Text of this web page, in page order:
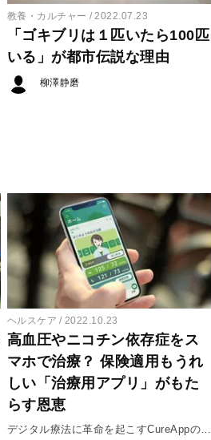
教養・カルチャー 2022.07.23
「ゴキブリは１匹いたら100匹
いる」が都市伝説な理由
柳澤静磨
ヘルスケア 2022.10.23
高血圧やニコチン依存症をス
マホで治療？ 保険適用もうれ
しい「治療用アプリ」がもた
らす恩恵
デジタル療法に革命を起こすCureAppの挑